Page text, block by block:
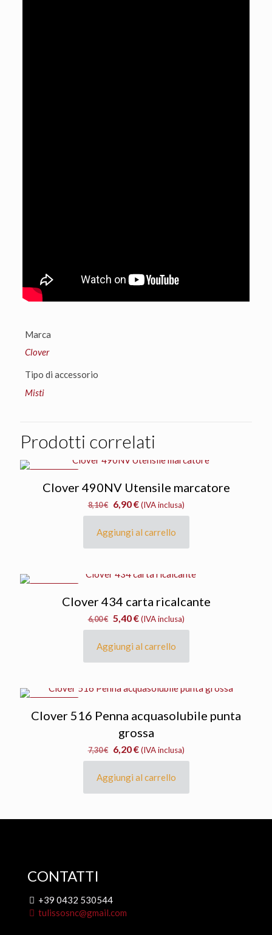
Marca
Clover
Tipo di accessorio
Misti
Prodotti correlati
Clover 490NV Utensile marcatore
8,10€ Il
prezzo
originale
era:
6,90€Il
prezzo
attuale
(IVA inclusa)
Aggiungi al carrello
Clover 434 carta ricalcante
6,00€ Il
prezzo
originale
era:
5,40€Il
prezzo
attuale
(IVA inclusa)
Aggiungi al carrello
Clover 516 Penna acquasolubile punta
grossa
7,30€ Il
prezzo
originale
era:
6,20€Il
prezzo
attuale
(IVA inclusa)
Aggiungi al carrello
CONTATTI
+39 0432 530544
tulissosnc@gmail.com